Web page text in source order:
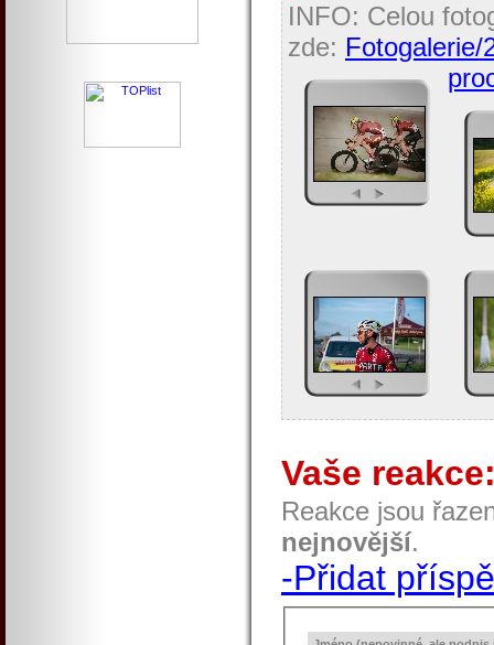
INFO: Celou
zde: Fotogalerie/
Vaše
Reakce jsou
nejnovější.
-Přidat